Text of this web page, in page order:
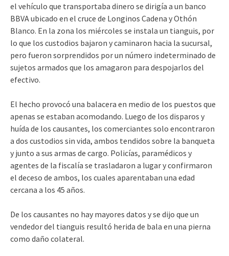
el vehículo que transportaba dinero se dirigía a un banco
BBVA ubicado en el cruce de Longinos Cadena y Othón
Blanco. En la zona los miércoles se instala un tianguis, por
lo que los custodios bajaron y caminaron hacia la sucursal,
pero fueron sorprendidos por un número indeterminado de
sujetos armados que los amagaron para despojarlos del
efectivo.
El hecho provocó una balacera en medio de los puestos que
apenas se estaban acomodando. Luego de los disparos y
huída de los causantes, los comerciantes solo encontraron
a dos custodios sin vida, ambos tendidos sobre la banqueta
y junto a sus armas de cargo. Policías, paramédicos y
agentes de la fiscalía se trasladaron a lugar y confirmaron
el deceso de ambos, los cuales aparentaban una edad
cercana a los 45 años.
De los causantes no hay mayores datos y se dijo que un
vendedor del tianguis resultó herida de bala en una pierna
como daño colateral.